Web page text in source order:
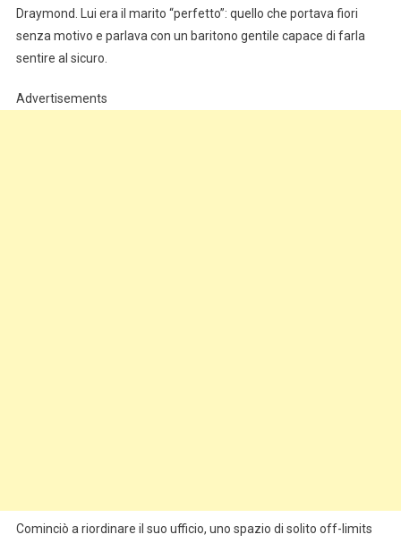
Draymond. Lui era il marito “perfetto”: quello che portava fiori
senza motivo e parlava con un baritono gentile capace di farla
sentire al sicuro.
Advertisements
Cominciò a riordinare il suo ufficio, uno spazio di solito off-limits